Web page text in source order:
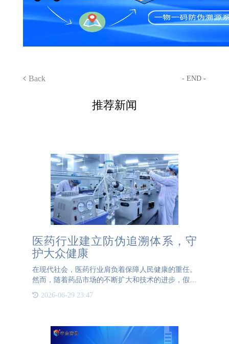
Back - END -
推荐新闻
医药行业建立防伪追溯体系，守
护大众健康
在现代社会，医药行业肩负着保障人民健康的重任。
然而，随着药品市场的不断扩大和技术的进步，假冒
伪劣药品的问题也日益严重。这不仅威胁到公众的健
康安全，还损害了正规制药企业的声誉和社会信任。
2026-06-29 23:47